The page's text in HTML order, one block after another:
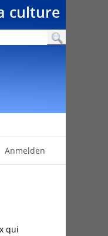
culture
Anmelden
qui